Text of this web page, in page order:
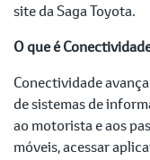
site da Saga Toyota.
O que é
Conectividade
de sistemas de
ao motorista e aos
móveis, acessar